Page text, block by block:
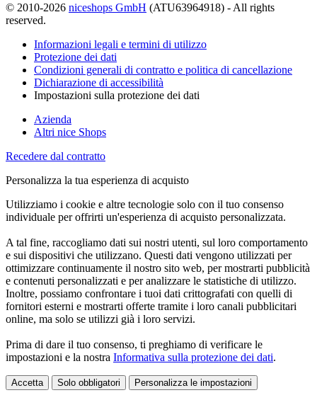
© 2010-2026 niceshops GmbH (ATU63964918) - All rights
reserved.
Informazioni legali e termini di utilizzo
Protezione dei dati
Condizioni generali di contratto e politica di cancellazione
Dichiarazione di accessibilità
Impostazioni sulla protezione dei dati
Azienda
Altri nice Shops
Recedere dal contratto
Personalizza la tua esperienza di acquisto
Utilizziamo i cookie e altre tecnologie solo con il tuo consenso
individuale per offrirti un'esperienza di acquisto personalizzata.
A tal fine, raccogliamo dati sui nostri utenti, sul loro comportamento
e sui dispositivi che utilizzano. Questi dati vengono utilizzati per
ottimizzare continuamente il nostro sito web, per mostrarti pubblicità
e contenuti personalizzati e per analizzare le statistiche di utilizzo.
Inoltre, possiamo confrontare i tuoi dati crittografati con quelli di
fornitori esterni e mostrarti offerte tramite i loro canali pubblicitari
online, ma solo se utilizzi già i loro servizi.
Prima di dare il tuo consenso, ti preghiamo di verificare le
impostazioni e la nostra Informativa sulla protezione dei dati.
Accetta Solo obbligatori Personalizza le impostazioni